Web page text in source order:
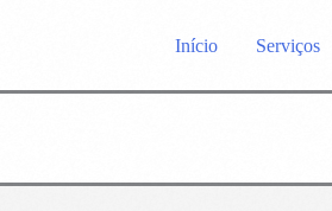
Início Serviços